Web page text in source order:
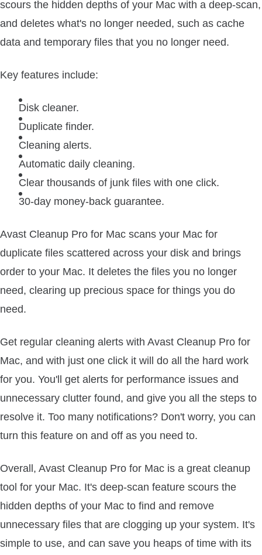
scours the hidden depths of your Mac with a deep-scan,
and deletes what's no longer needed, such as cache
data and temporary files that you no longer need.
Key features include:
Disk cleaner.
Duplicate finder.
Cleaning alerts.
Automatic daily cleaning.
Clear thousands of junk files with one click.
30-day money-back guarantee.
Avast Cleanup Pro for Mac scans your Mac for
duplicate files scattered across your disk and brings
order to your Mac. It deletes the files you no longer
need, clearing up precious space for things you do
need.
Get regular cleaning alerts with Avast Cleanup Pro for
Mac, and with just one click it will do all the hard work
for you. You'll get alerts for performance issues and
unnecessary clutter found, and give you all the steps to
resolve it. Too many notifications? Don't worry, you can
turn this feature on and off as you need to.
Overall, Avast Cleanup Pro for Mac is a great cleanup
tool for your Mac. It's deep-scan feature scours the
hidden depths of your Mac to find and remove
unnecessary files that are clogging up your system. It's
simple to use, and can save you heaps of time with its